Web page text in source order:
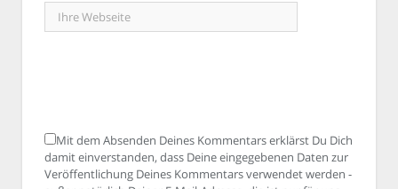
Mit dem Absenden Deines Kommentars erklärst Du Dich
damit einverstanden, dass Deine eingegebenen Daten zur
Veröffentlichung Deines Kommentars verwendet werden -